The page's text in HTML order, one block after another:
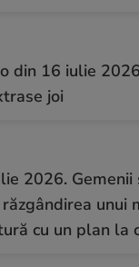
din 16 iulie
joi
2026.
unui
cu un plan la